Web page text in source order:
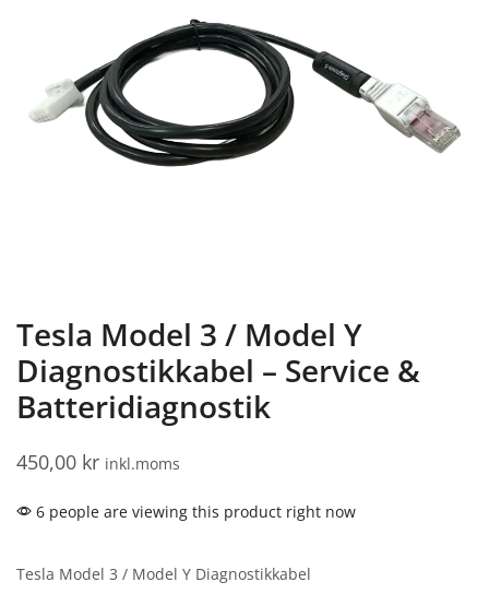
Tesla Model 3 / Model Y
Diagnostikkabel – Service &
Batteridiagnostik
450,00 kr inkl.moms
6 people are viewing this product right now
Tesla Model 3 / Model Y Diagnostikkabel